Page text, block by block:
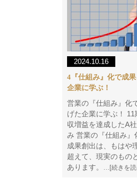
2024.10.16
4『仕組み』化で成
企業に学ぶ！
営業の『仕組み』化
げた企業に学ぶ！ 11
収増益を達成したA
み 営業の『仕組み』
成果創出は、もはや
超えて、現実のもの
あります。
…[続きを